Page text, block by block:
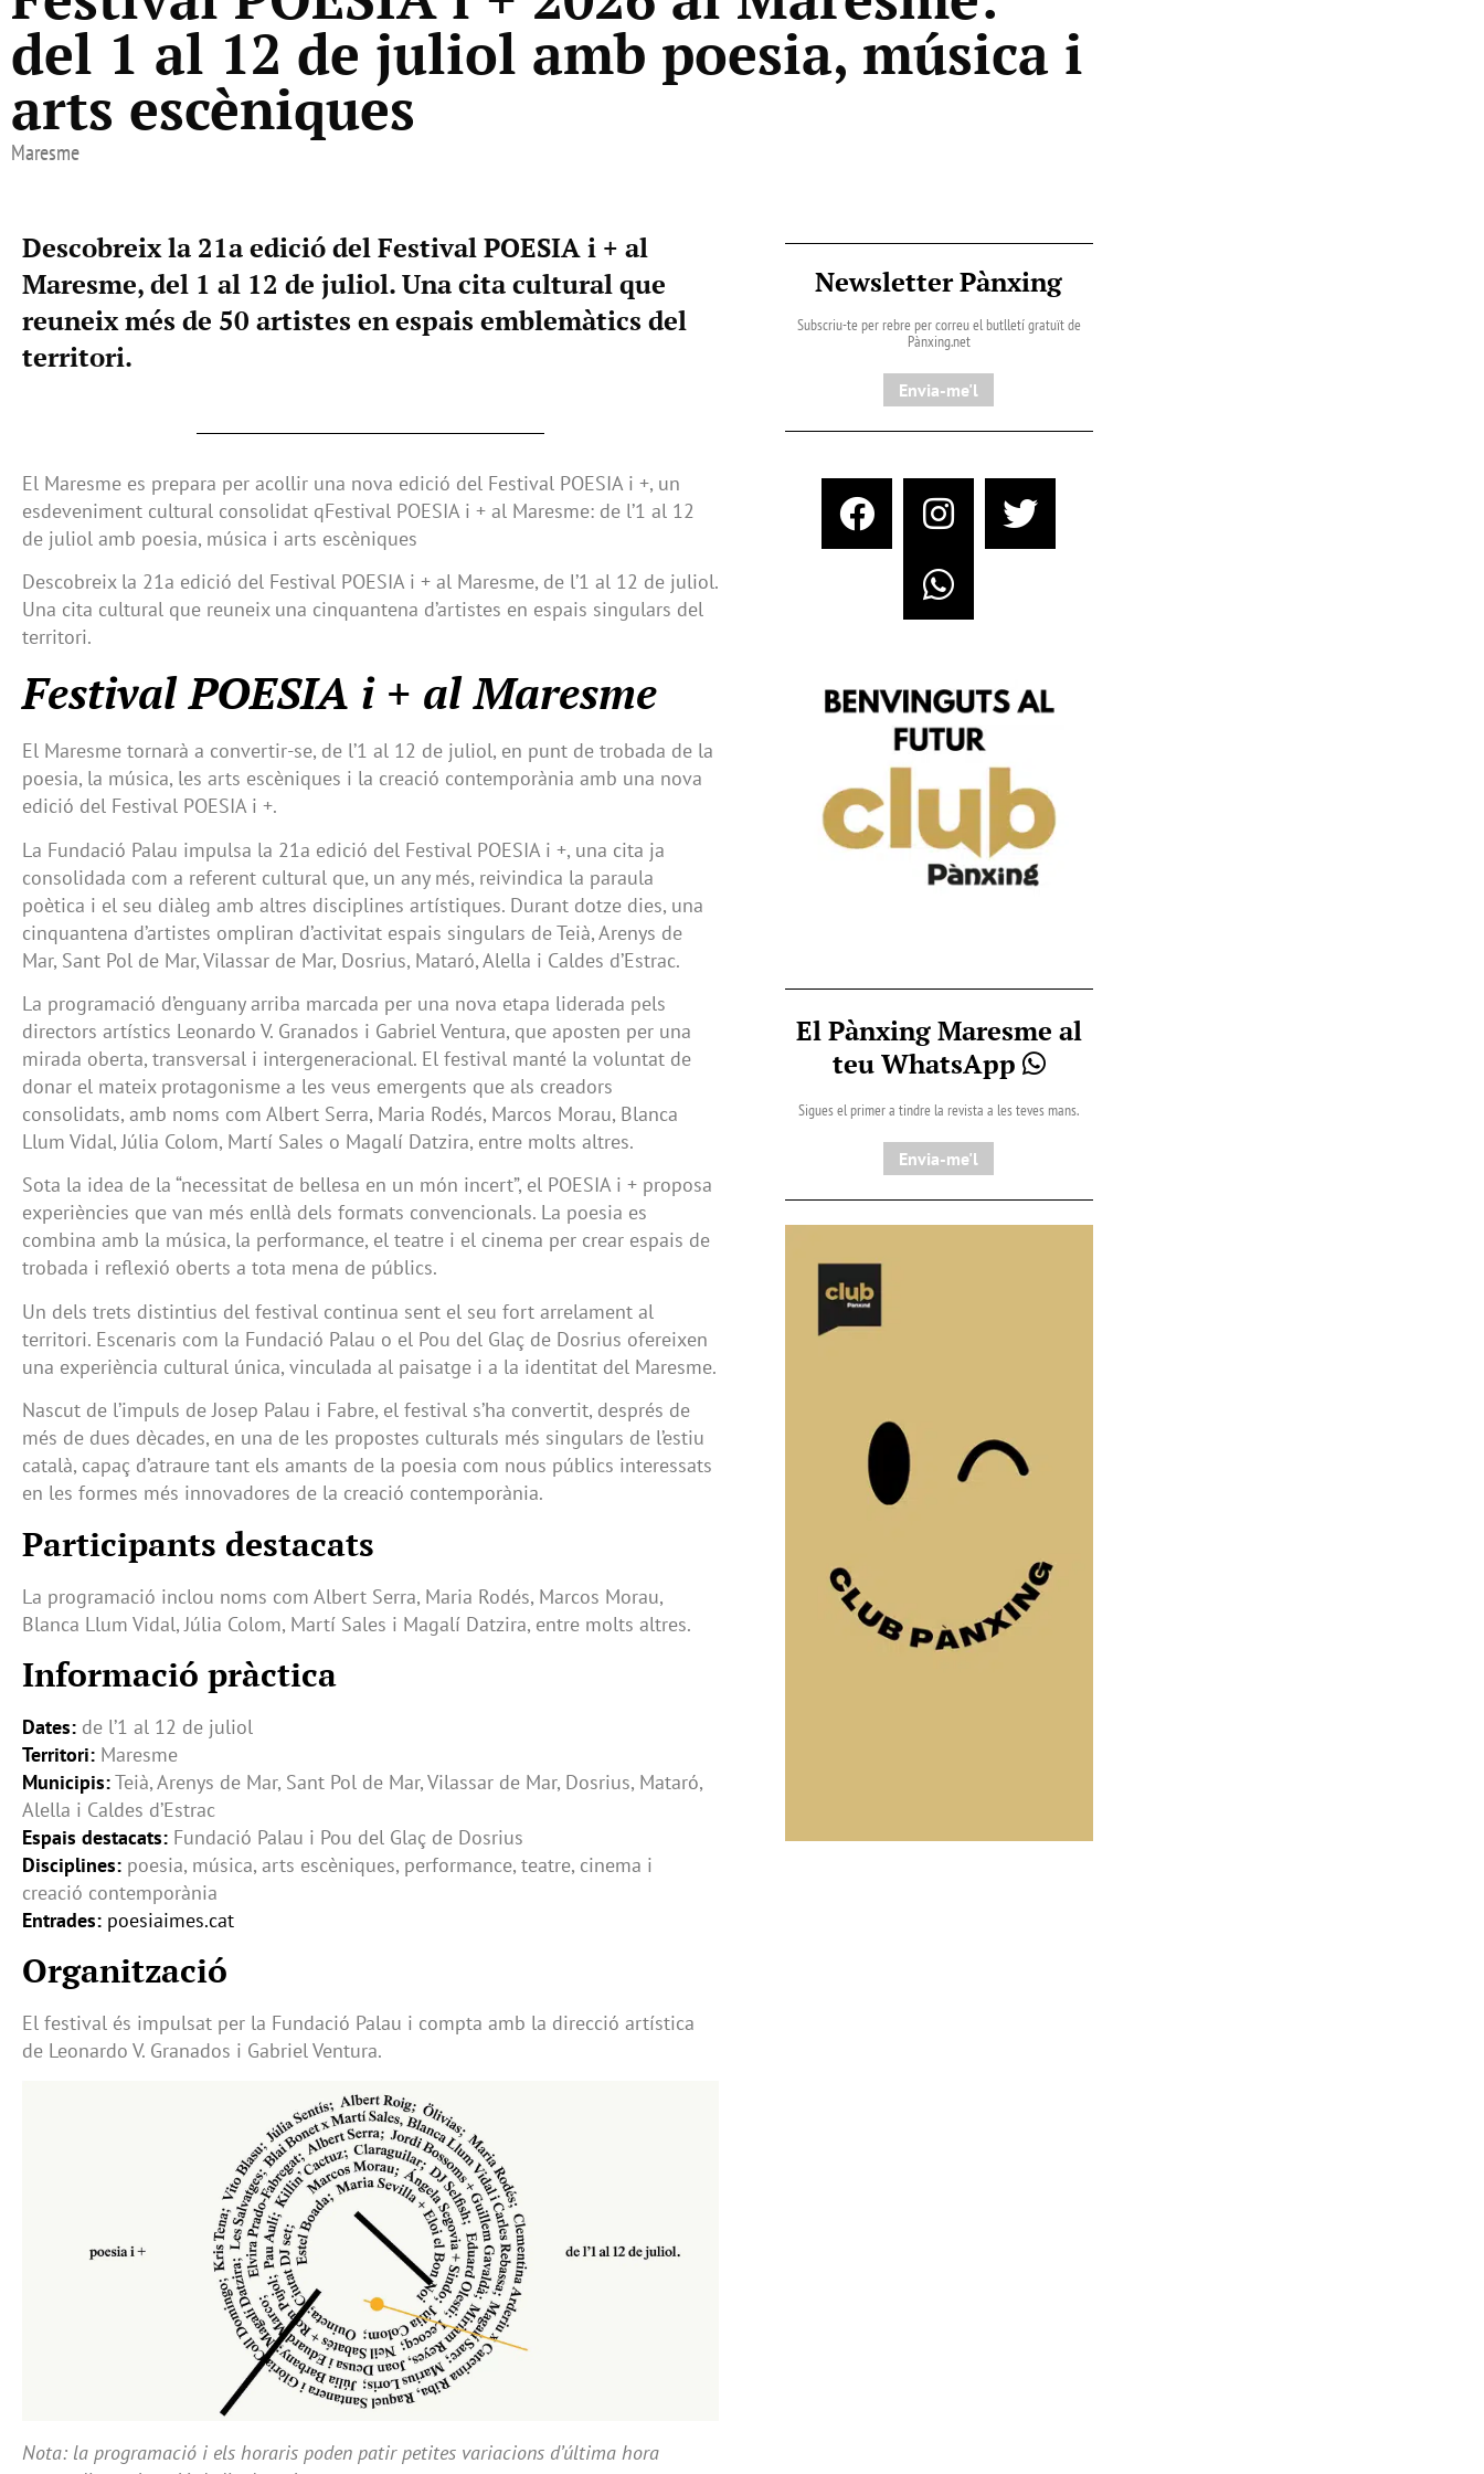
del 1 al 12 de juliol amb poesia, música i
arts escèniques
Maresme
Descobreix la 21a edició del Festival POESIA i + al
Maresme, del 1 al 12 de juliol. Una cita cultural que
reuneix més de 50 artistes en espais emblemàtics del
territori.
El Maresme es prepara per acollir una nova edició del Festival POESIA i +, un
esdeveniment cultural consolidat qFestival POESIA i + al Maresme: de l’1 al 12
de juliol amb poesia, música i arts escèniques
Descobreix la 21a edició del Festival POESIA i + al Maresme, de l’1 al 12 de juliol.
Una cita cultural que reuneix una cinquantena d’artistes en espais singulars del
territori.
Festival POESIA i + al Maresme
El Maresme tornarà a convertir-se, de l’1 al 12 de juliol, en punt de trobada de la
poesia, la música, les arts escèniques i la creació contemporània amb una nova
edició del Festival POESIA i +.
La Fundació Palau impulsa la 21a edició del Festival POESIA i +, una cita ja
consolidada com a referent cultural que, un any més, reivindica la paraula
poètica i el seu diàleg amb altres disciplines artístiques. Durant dotze dies, una
cinquantena d’artistes ompliran d’activitat espais singulars de Teià, Arenys de
Mar, Sant Pol de Mar, Vilassar de Mar, Dosrius, Mataró, Alella i Caldes d’Estrac.
La programació d’enguany arriba marcada per una nova etapa liderada pels
directors artístics Leonardo V. Granados i Gabriel Ventura, que aposten per una
mirada oberta, transversal i intergeneracional. El festival manté la voluntat de
donar el mateix protagonisme a les veus emergents que als creadors
consolidats, amb noms com Albert Serra, Maria Rodés, Marcos Morau, Blanca
Llum Vidal, Júlia Colom, Martí Sales o Magalí Datzira, entre molts altres.
Sota la idea de la “necessitat de bellesa en un món incert”, el POESIA i + proposa
experiències que van més enllà dels formats convencionals. La poesia es
combina amb la música, la performance, el teatre i el cinema per crear espais de
trobada i reflexió oberts a tota mena de públics.
Un dels trets distintius del festival continua sent el seu fort arrelament al
territori. Escenaris com la Fundació Palau o el Pou del Glaç de Dosrius ofereixen
una experiència cultural única, vinculada al paisatge i a la identitat del Maresme.
Nascut de l’impuls de Josep Palau i Fabre, el festival s’ha convertit, després de
més de dues dècades, en una de les propostes culturals més singulars de l’estiu
català, capaç d’atraure tant els amants de la poesia com nous públics interessats
en les formes més innovadores de la creació contemporània.
Participants destacats
La programació inclou noms com Albert Serra, Maria Rodés, Marcos Morau,
Blanca Llum Vidal, Júlia Colom, Martí Sales i Magalí Datzira, entre molts altres.
Informació pràctica
Dates: de l’1 al 12 de juliol
Territori: Maresme
Municipis:Teià, Arenys de Mar, Sant Pol de Mar, Vilassar de Mar, Dosrius, Mataró,
Alella i Caldes d’Estrac
Espais destacats: Fundació Palau i Pou del Glaç de Dosrius
Disciplines: poesia, música, arts escèniques, performance, teatre, cinema i
creació contemporània
Entrades: poesiaimes.cat
Organització
El festival és impulsat per la Fundació Palau i compta amb la direcció artística
de Leonardo V. Granados i Gabriel Ventura.
Nota: la programació i els horaris poden patir petites variacions d’última hora
Newsletter Pànxing
Subscriu-te per rebre per correu el butlletí gratuït de
Pànxing.net​
Envia-me'l
El Pànxing Maresme al
teu WhatsApp
Sigues el primer a tindre la revista a les teves mans.
Envia-me'l